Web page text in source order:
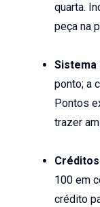
quarta.
peça na
Sistema
ponto; a
Pontos
trazer
100 em
crédito